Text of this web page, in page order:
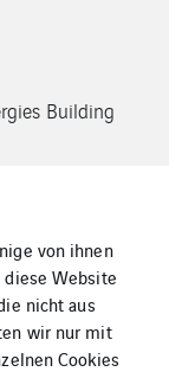
Building
von ihnen
diese Website
nicht aus
wir nur mit
Cookies